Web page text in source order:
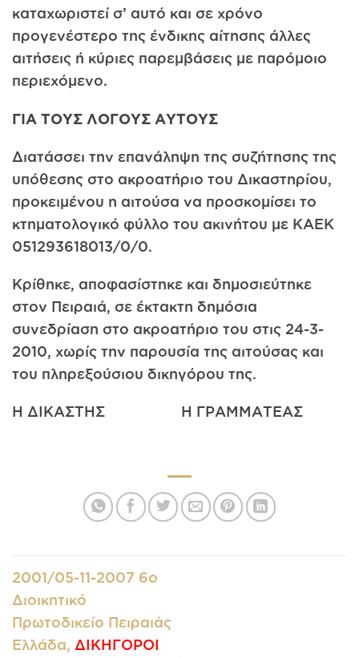
καταχωριστεί σ’ αυτό και σε χρόνο
προγενέστερο της ένδικης αίτησης άλλες
αιτήσεις ή κύριες παρεμβάσεις με παρόμοιο
περιεχόμενο.
ΓΙΑ ΤΟΥΣ ΛΟΓΟΥΣ ΑΥΤΟΥΣ
Διατάσσει την επανάληψη της συζήτησης της
υπόθεσης στο ακροατήριο του Δικαστηρίου,
προκειμένου η αιτούσα να προσκομίσει το
κτηματολογικό φύλλο του ακινήτου με ΚΑΕΚ
051293618013/0/0.
Κρίθηκε, αποφασίστηκε και δημοσιεύτηκε
στον Πειραιά, σε έκτακτη δημόσια
συνεδρίαση στο ακροατήριο του στις 24-3-
2010, χωρίς την παρουσία της αιτούσας και
του πληρεξούσιου δικηγόρου της.
Η ΔΙΚΑΣΤΗΣ Η ΓΡΑΜΜΑΤΕΑΣ
2001/05-11-2007 6ο
Διοικητικό
Πρωτοδικείο Πειραιάς
Ελλάδα, ΔΙΚΗΓΟΡΟΙ